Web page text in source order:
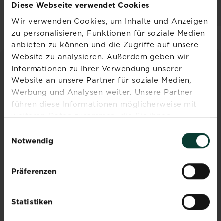
Diese Webseite verwendet Cookies
Wir verwenden Cookies, um Inhalte und Anzeigen
zu personalisieren, Funktionen für soziale Medien
anbieten zu können und die Zugriffe auf unsere
Website zu analysieren. Außerdem geben wir
Informationen zu Ihrer Verwendung unserer
Website an unsere Partner für soziale Medien,
Werbung und Analysen weiter. Unsere Partner
führen diese Informationen möglicherweise mit
weiteren Daten zusammen, die Sie ihnen
Nutzung der Dienste gesammelt haben.
Notwendig
Präferenzen
Statistiken
Händler und
vergleichen
Händler und
vergleichen
INSPIRATION & RATGEBER
Alle Artikel entdecken
pH-Wert im Boden